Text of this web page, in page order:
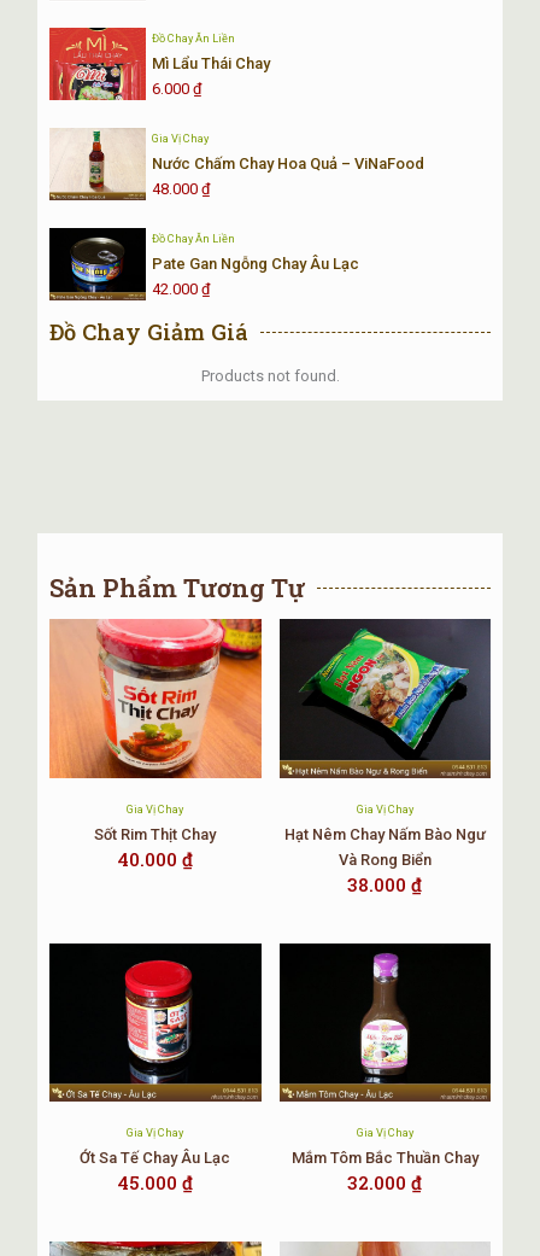
Đồ Chay Ăn Liền
Mì Lẩu Thái Chay
6.000₫
Gia Vị Chay
Nước Chấm Chay Hoa Quả – ViNaFood
48.000₫
Đồ Chay Ăn Liền
Pate Gan Ngỗng Chay Âu Lạc
42.000₫
Đồ Chay Giảm Giá
Products not found.
Sản Phẩm Tương Tự
Gia Vị Chay
Sốt Rim Thịt Chay
40.000₫
Gia Vị Chay
Hạt Nêm Chay Nấm Bào Ngư
Và Rong Biển
38.000₫
Gia Vị Chay
Ớt Sa Tế Chay Âu Lạc
45.000₫
Gia Vị Chay
Mắm Tôm Bắc Thuần Chay
32.000₫